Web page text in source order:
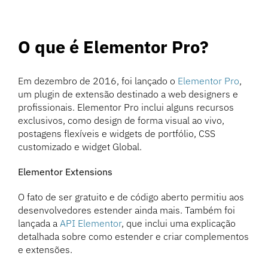
O que é Elementor Pro?
Em dezembro de 2016, foi lançado o Elementor Pro,
um plugin de extensão destinado a web designers e
profissionais. Elementor Pro inclui alguns recursos
exclusivos, como design de forma visual ao vivo,
postagens flexíveis e widgets de portfólio, CSS
customizado e widget Global.
Elementor Extensions
O fato de ser gratuito e de código aberto permitiu aos
desenvolvedores estender ainda mais. Também foi
lançada a API Elementor, que inclui uma explicação
detalhada sobre como estender e criar complementos
e extensões.